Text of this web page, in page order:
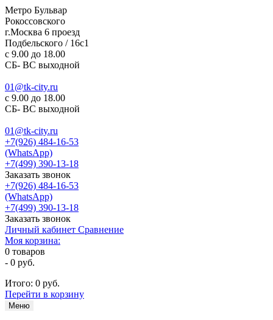
Метро Бульвар
Рокоссовского
г.Москва 6 проезд
Подбельского / 16с1
c 9.00 до 18.00
СБ- ВС выходной
01@tk-city.ru
c 9.00 до 18.00
СБ- ВС выходной
01@tk-city.ru
+7(926) 484-16-53
(WhatsApp)
+7(499) 390-13-18
Заказать звонок
+7(926) 484-16-53
(WhatsApp)
+7(499) 390-13-18
Заказать звонок
Личный кабинет Сравнение
Моя корзина:
0 товаров
- 0 руб.
Итого: 0 руб.
Перейти в корзину
Меню